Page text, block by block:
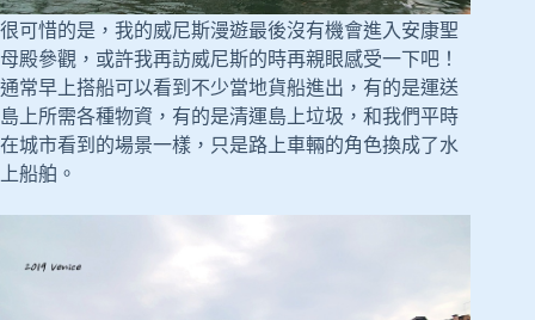
很可惜的是，我的威尼斯漫遊最後沒有機會進入安康聖
母殿參觀，或許我再訪威尼斯的時再親眼感受一下吧！
通常早上搭船可以看到不少當地貨船進出，有的是運送
島上所需各種物資，有的是清運島上垃圾，和我們平時
在城市看到的場景一樣，只是路上車輛的角色換成了水
上船舶。